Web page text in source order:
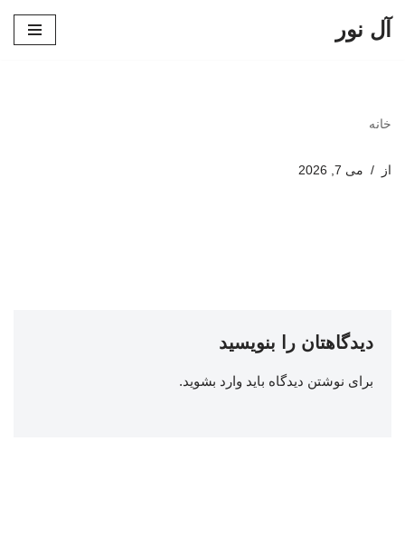
آل نور
خانه
از می 7, 2026
دیدگاهتان را بنویسید
برای نوشتن دیدگاه باید وارد بشوید.